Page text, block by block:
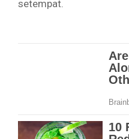
setempat.